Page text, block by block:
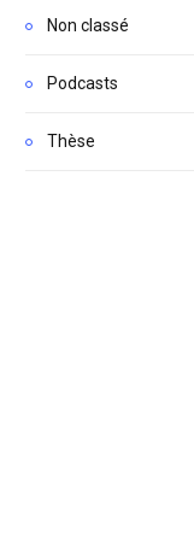
Non classé
Podcasts
Thèse